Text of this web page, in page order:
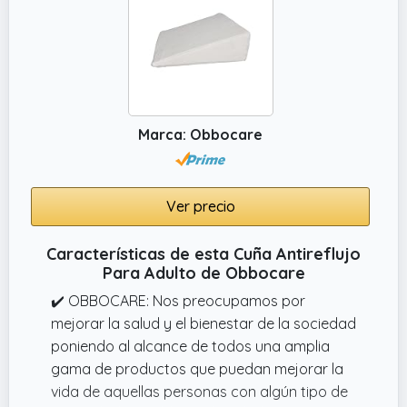
Marca: Obbocare
Ver precio
Características de esta Cuña Antireflujo
Para Adulto de Obbocare
✔️ OBBOCARE: Nos preocupamos por
mejorar la salud y el bienestar de la sociedad
poniendo al alcance de todos una amplia
gama de productos que puedan mejorar la
vida de aquellas personas con algún tipo de